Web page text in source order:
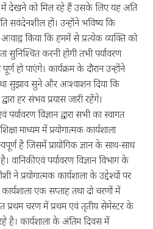
देखने को मिल रहे हैं उसके लिए यह अति
सवंदेनशील हों। उन्होंने भविष्य कि
किया कि हममें से प्रत्येक व्यक्ति को
सुनिश्चित करनी होगी तभी पर्यावरण
हो पाएंगे। कार्यक्रम के दौरान उन्होंने
तथा सुझाव सुने और आश्वाशन दिया कि
हर संभव प्रयास जारी रहेंगे।
विज्ञान द्वारा सभी का स्वागत
माध्यम में प्रयोगात्मक कार्यशाला
है जिसमें प्रायोगिक ज्ञान के साथ-साथ
एवं पर्यावरण विज्ञान विभाग के
ने प्रयोगात्मक कार्यशाला के उद्देश्यों पर
एक सप्ताह तथा दो चरणों में
प्रथम चरण में प्रथम एवं तृतीय सेमेस्टर के
है। कार्यशाला के अंतिम दिवस में